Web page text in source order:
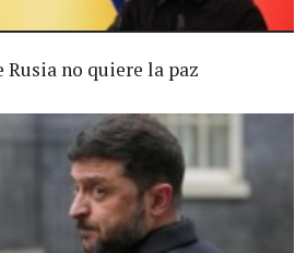
no quiere la paz